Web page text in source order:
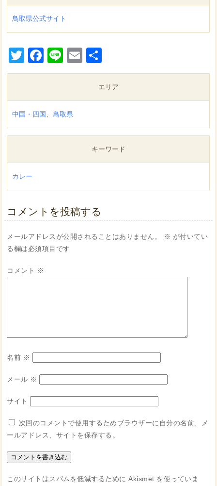
鳥取県公式サイト
TwitterFacebook
LineEmail
有
エリア
中国・四国、鳥取県
キーワード
カレー
コメントを投稿する
メールアドレスが公開されることはありません。 ※ が付いてい
る欄は必須項目です
コメント ※
名前 ※
メール ※
サイト
次回のコメントで使用するためブラウザーに自分の名前、メ
ールアドレス、サイトを保存する。
このサイトはスパムを低減するために Akismet を使っていま